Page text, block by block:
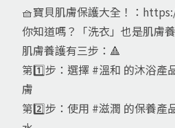
🧺寶貝肌膚保護大全！：
你知道嗎？「洗衣」也是肌膚
肌膚養護有三步：🔺
第1️⃣步：選擇 #溫和 的沐浴產
膚
第2️⃣步：使用 #滋潤 的保養產